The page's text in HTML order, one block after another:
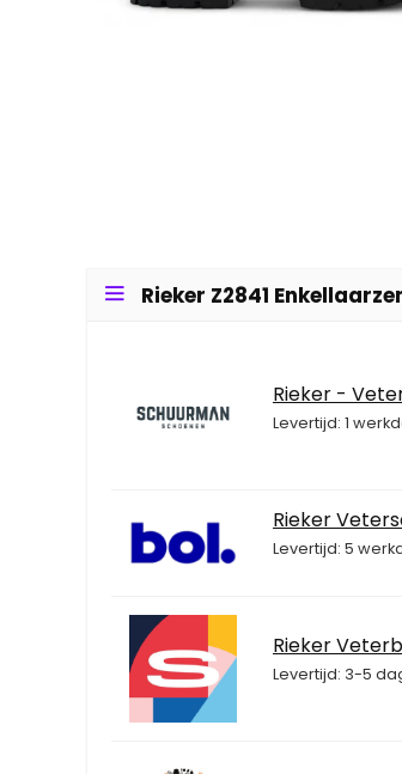
Rieker Z2841
Rieker -
Levertijd: 1
Rieker
Levertijd: 5
Rieker
Levertijd: 3-5